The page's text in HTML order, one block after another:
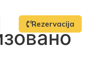
Rezervacija